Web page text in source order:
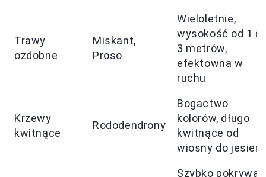
Trawy
ozdobne
Miskant,
Proso
Wieloletnie,
wysokość od 1
3 metrów,
efektowna w
ruchu
Krzewy
kwitnące
Rododendrony
Bogactwo
kolorów, długo
kwitnące od
wiosny do jesieni
Szybko